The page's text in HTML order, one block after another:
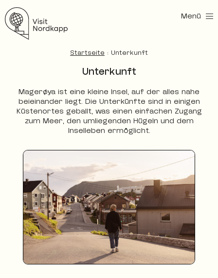
Menü
Startseite : Unterkunft
Unterkunft
Magerøya ist eine kleine Insel, auf der alles nahe
beieinander liegt. Die Unterkünfte sind in einigen
Küstenortes geballt, was einen einfachen Zugang
zum Meer, den umliegenden Hügeln und dem
Inselleben ermöglicht.